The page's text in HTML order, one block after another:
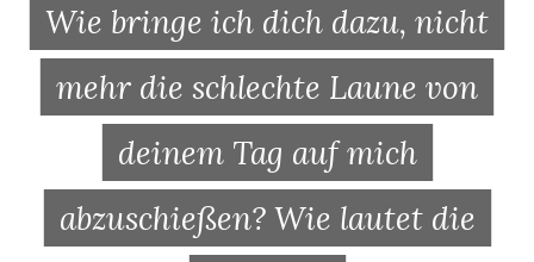
Wie bringe ich dich dazu, nicht
mehr die schlechte Laune von
deinem Tag auf mich
abzuschießen? Wie lautet die